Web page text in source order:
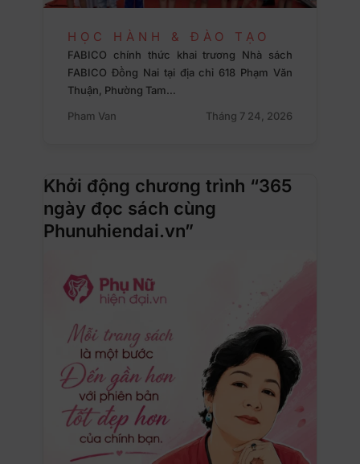
HỌC HÀNH & ĐÀO TẠO
FABICO chính thức khai trương Nhà sách
FABICO Đồng Nai tại địa chỉ 618 Phạm Văn
Thuận, Phường Tam…
Pham Van
Tháng 7 24, 2026
Khởi động chương trình “365
ngày đọc sách cùng
Phunuhiendai.vn”